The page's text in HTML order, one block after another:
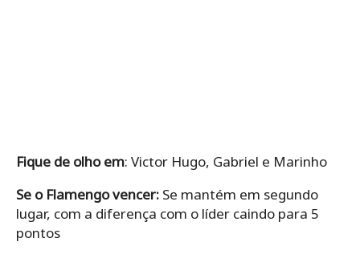
Fique de olho em: Victor Hugo, Gabriel e Marinho
Se o Flamengo vencer: Se mantém em segundo
lugar, com a diferença com o líder caindo para 5
pontos